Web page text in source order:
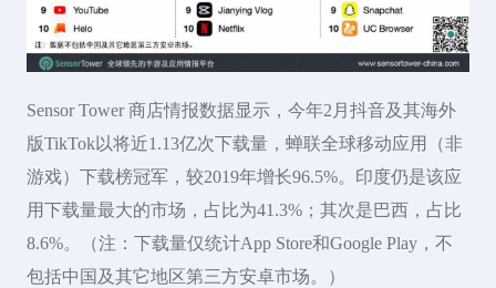
Sensor Tower 商店情报数据显示，今年2月抖音及其海外
版TikTok以将近1.13亿次下载量，蝉联全球移动应用（非
游戏）下载榜冠军，较2019年增长96.5%。印度仍是该应
用下载量最大的市场，占比为41.3%；其次是巴西，占比
8.6%。（注：下载量仅统计App Store和Google Play，不
包括中国及其它地区第三方安卓市场。）